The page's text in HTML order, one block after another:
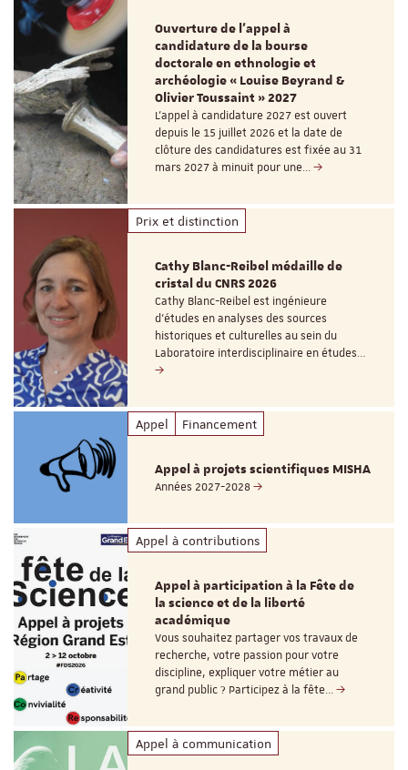
Ouverture de l'appel à
candidature de la bourse
doctorale en ethnologie et
archéologie « Louise Beyrand &
Olivier Toussaint » 2027
L’appel à candidature 2027 est ouvert
depuis le 15 juillet 2026 et la date de
clôture des candidatures est fixée au 31
mars 2027 à minuit pour une…
Prix et distinction
Cathy Blanc-Reibel médaille de
cristal du CNRS 2026
Cathy Blanc-Reibel est ingénieure
d’études en analyses des sources
historiques et culturelles au sein du
Laboratoire interdisciplinaire en études…
Appel Financement
Appel à projets scientifiques MISHA
Années 2027-2028
Appel à contributions
Appel à participation à la Fête de
la science et de la liberté
académique
Vous souhaitez partager vos travaux de
recherche, votre passion pour votre
discipline, expliquer votre métier au
grand public ? Participez à la fête…
Appel à communication